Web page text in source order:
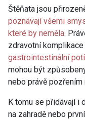
Štěňata jsou
poznávají všemi
které by neměla.
zdravotní
gastrointestinální
mohou být
nebo právě pozřením
K tomu se přidávají i
na zahradě nebo